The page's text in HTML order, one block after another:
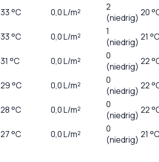
33°C 0,0L/m²
2
(niedrig) 20
33°C 0,0L/m²
1
(niedrig) 21
31 °C 0,0L/m²
0
(niedrig) 22
29°C 0,0L/m²
0
(niedrig) 22
28°C 0,0L/m²
0
(niedrig) 22
27°C 0,0L/m²
0
(niedrig) 21